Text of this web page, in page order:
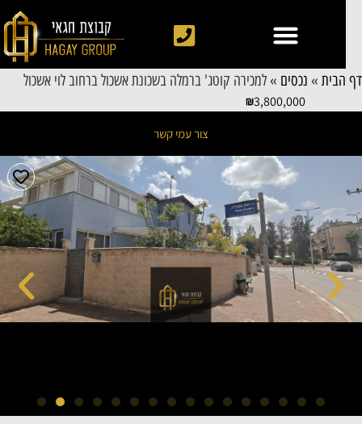
הבית»נכסים»למכירה קוטג' ברמלה בשכונת אשכול ברחוב לוי אשכול
3,800,000
צור עמי קשר